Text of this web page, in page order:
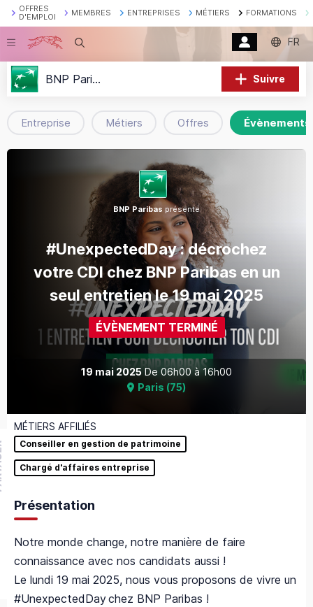
OFFRES
D'EMPLOI
MEMBRES ENTREPRISES MÉTIERS FORMATIONS
Recherche FR
BNP Paribas Suivre
Entreprise Métiers Offres Évènements
BNP Paribas présente
#UnexpectedDay : décrochez
votre CDI chez BNP Paribas en un
seul entretien le 19 mai 2025
ÉVÈNEMENT TERMINÉ
19 mai 2025 De 06h00 à 16h00
Paris (75)
MÉTIERS AFFILIÉS
Conseiller en gestion de patrimoine
Chargé d'affaires entreprise
Présentation
Notre monde change, notre manière de faire
connaissance avec nos candidats aussi !
Le lundi 19 mai 2025, nous vous proposons de vivre un
#UnexpectedDay chez BNP Paribas !